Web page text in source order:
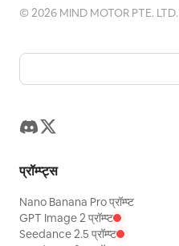
©2026 MIND MOTOR PTE. LTD.
प्रॉम्प्ट्स
Nano Banana Pro प्रॉम्प्ट
GPT Image 2 प्रॉम्प्ट
Seedance 2.5 प्रॉम्प्ट